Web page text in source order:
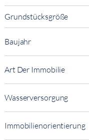
Grundstücksgröße
Baujahr
Art Der Immobilie
Wasserversorgung
Immobilienorientierung